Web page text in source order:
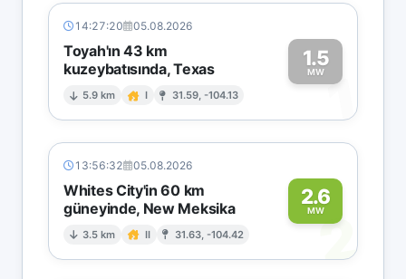
14:27:20 05.08.2026
Toyah'ın 43 km
kuzeybatısında, Texas
5.9 km I 31.59, -104.13
1.5
MW1
13:56:32 05.08.2026
Whites City'in 60 km
güneyinde, New Meksika
3.5 km II 31.63, -104.42
2.6
MW2